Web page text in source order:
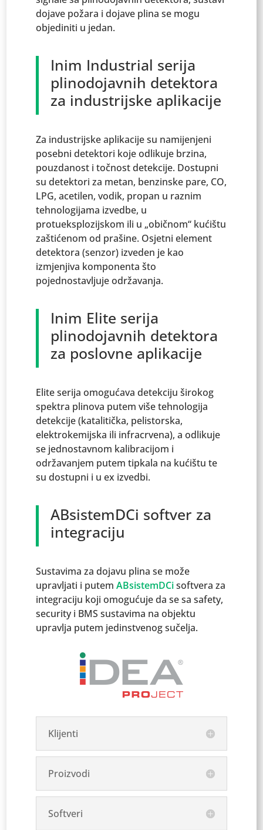
dojave požara i dojave plina se mogu
objediniti u jedan.
Inim Industrial serija
plinodojavnih detektora
za industrijske aplikacije
Za industrijske aplikacije su namijenjeni
posebni detektori koje odlikuje brzina,
pouzdanost i točnost detekcije. Dostupni
su detektori za metan, benzinske pare, CO,
LPG, acetilen, vodik, propan u raznim
tehnologijama izvedbe, u
protueksplozijskom ili u „običnom“ kućištu
zaštićenom od prašine. Osjetni element
detektora (senzor) izveden je kao
izmjenjiva komponenta što
pojednostavljuje održavanja.
Inim Elite serija
plinodojavnih detektora
za poslovne aplikacije
Elite serija omogućava detekciju širokog
spektra plinova putem više tehnologija
detekcije (katalitička, pelistorska,
elektrokemijska ili infracrvena), a odlikuje
se jednostavnom kalibracijom i
održavanjem putem tipkala na kućištu te
su dostupni i u ex izvedbi.
ABsistemDCi softver za
integraciju
Sustavima za dojavu plina se može
upravljati i putemABsistemDCisoftvera za
integraciju koji omogućuje da se sa safety,
security i BMS sustavima na objektu
upravlja putem jedinstvenog sučelja.
Klijenti
Proizvodi
Softveri